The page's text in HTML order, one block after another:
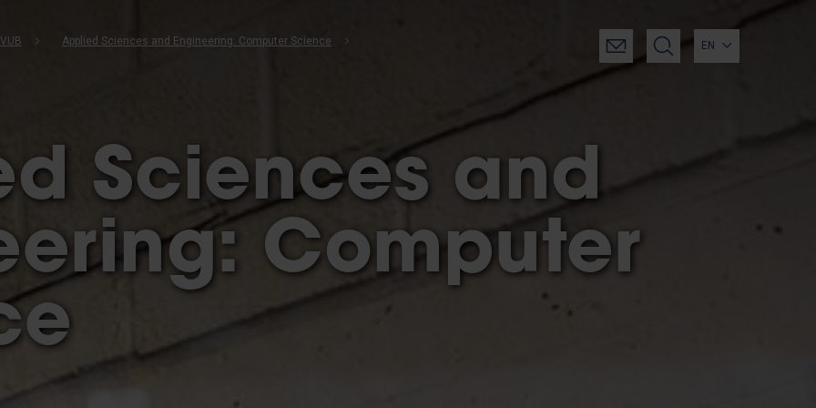
Applied Sciences and Engineering: Computer Science EN
Sciences and
Computer